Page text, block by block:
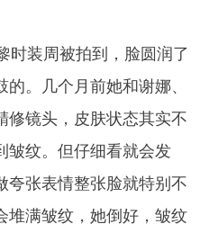
时装周被拍到，脸圆润了
。几个月前她和谢娜、
修镜头，皮肤状态其实不
皱纹。但仔细看就会发
夸张表情整张脸就特别不
堆满皱纹，她倒好，皱纹